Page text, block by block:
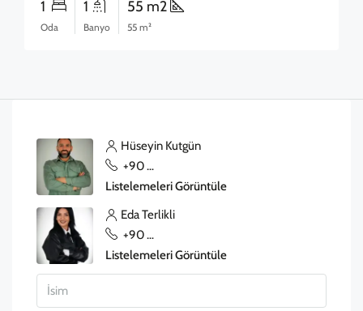
1
Oda
1
Banyo
55 m2
55 m²
Hüseyin Kutgün
+90 533 832 23 93
Listelemeleri Görüntüle
Eda Terlikli
+90 533 858 03 13
Listelemeleri Görüntüle